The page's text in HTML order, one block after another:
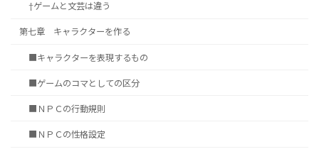
†ゲームと文芸は違う
第七章 キャラクターを作る
■キャラクターを表現するもの
■ゲームのコマとしての区分
■ＮＰＣの行動規則
■ＮＰＣの性格設定